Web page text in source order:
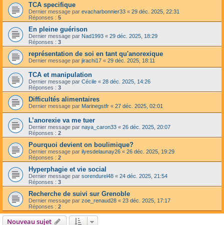
TCA specifique
Dernier message par evacharbonnier33 « 29 déc. 2025, 22:31
Réponses : 5
En pleine guérison
Dernier message par Nad1993 « 29 déc. 2025, 18:29
Réponses : 3
représentation de soi en tant qu'anorexique
Dernier message par jirachi17 « 29 déc. 2025, 18:11
TCA et manipulation
Dernier message par Cécile « 28 déc. 2025, 14:26
Réponses : 3
Difficultés alimentaires
Dernier message par Marinegstfr « 27 déc. 2025, 02:01
L’anorexie va me tuer
Dernier message par naya_caron33 « 26 déc. 2025, 20:07
Réponses : 2
Pourquoi devient on boulimique?
Dernier message par ilyesdelaunay26 « 26 déc. 2025, 19:29
Réponses : 2
Hyperphagie et vie social
Dernier message par sorendurel48 « 24 déc. 2025, 21:54
Réponses : 3
Recherche de suivi sur Grenoble
Dernier message par zoe_renaud28 « 23 déc. 2025, 17:17
Réponses : 2
Nouveau sujet